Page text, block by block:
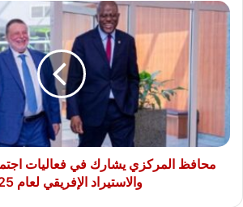
محافظ
التصدير
والاستيراد
الإفريقي
محافظ المركزي يشارك في فعاليات
والاستيراد الإفريقي لعام 2025